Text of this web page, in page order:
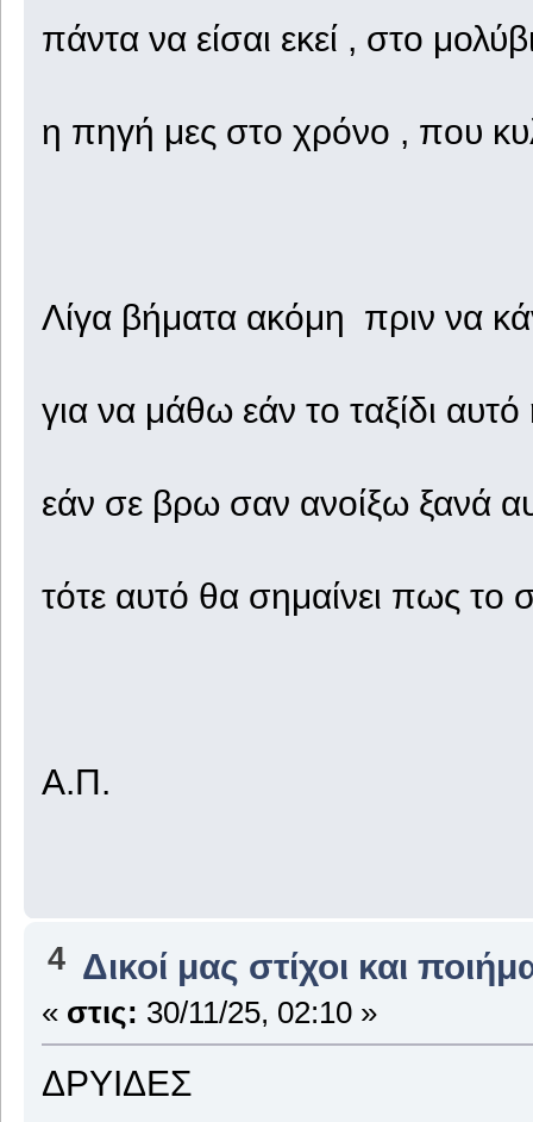
πάντα να είσαι εκεί , στο
η πηγή μες στο χρόνο , που
Λίγα βήματα ακόμη πριν να
για να μάθω εάν το ταξίδι
εάν σε βρω σαν ανοίξω ξανά
τότε αυτό θα σημαίνει πως το
Α.Π.
4 Δικοί μας στίχοι και
« στις: 30/11/25, 02:10 »
ΔΡΥΙΔΕΣ